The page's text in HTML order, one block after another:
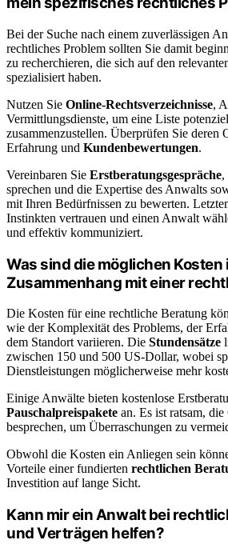
Bei der Suche nach einem zuverlässigen
rechtliches Problem sollten Sie damit
zu recherchieren, die sich auf den
spezialisiert haben.
Nutzen Sie Online-Rechtsverzeichnisse,
Vermittlungsdienste, um eine Liste
zusammenzustellen. Überprüfen Sie deren
Erfahrung und Kundenbewertungen.
Vereinbaren Sie Erstberatungsgespräche,
sprechen und die Expertise des Anwalts
mit Ihren Bedürfnissen zu bewerten.
Instinkten vertrauen und einen Anwalt
und effektiv kommuniziert.
Was sind die möglichen Kosten
Zusammenhang mit einer
Die Kosten für eine rechtliche Beratung
wie der Komplexität des Problems, der
dem Standort variieren. Die Stundensätze
zwischen 150 und 500 US-Dollar, wobei
Dienstleistungen möglicherweise mehr
Einige Anwälte bieten kostenlose
Pauschalpreispakete an. Es ist ratsam,
besprechen, um Überraschungen zu
Obwohl die Kosten ein Anliegen sein
Vorteile einer fundierten rechtlichen
Investition auf lange Sicht.
Kann mir ein Anwalt bei
und Verträgen helfen?